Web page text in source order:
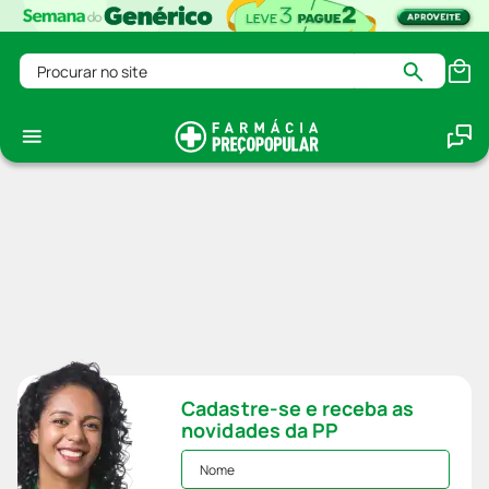
Procurar no site
Cadastre-se e receba as
novidades da PP